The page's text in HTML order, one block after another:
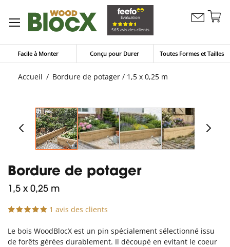
Évaluation
565 avis des clients
Contactez
Facile à Monter Conçu pour Durer Toutes Formes et Tailles
Accueil Bordure de potager / 1,5 x 0,25 m
Bordure de potager
1,5 x 0,25 m
1 avis des clients
Le bois WoodBlocX est un pin spécialement sélectionné issu
de forêts gérées durablement. Il découpé en evitant le coeur